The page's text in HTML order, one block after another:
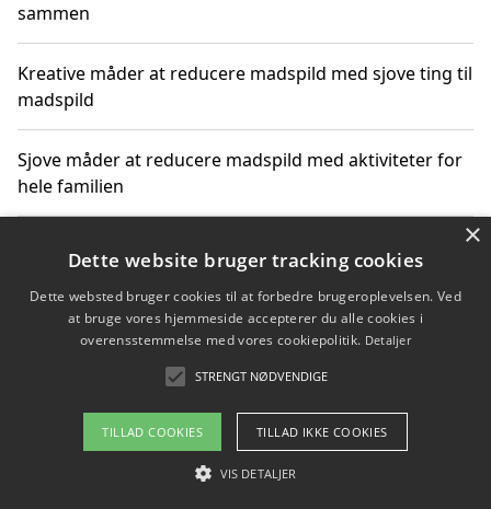
sammen
Kreative måder at reducere madspild med sjove ting til
madspild
Sjove måder at reducere madspild med aktiviteter for
hele familien
Copyright 2026 - Pilanto Aps
Om / kontakt
Blog Betingelser
×
Dette website bruger tracking cookies
Dette websted bruger cookies til at forbedre brugeroplevelsen. Ved
at bruge vores hjemmeside accepterer du alle cookies i
overensstemmelse med vores cookiepolitik. Detaljer
STRENGT NØDVENDIGE
TILLAD COOKIES TILLAD IKKE COOKIES
VIS DETALJER